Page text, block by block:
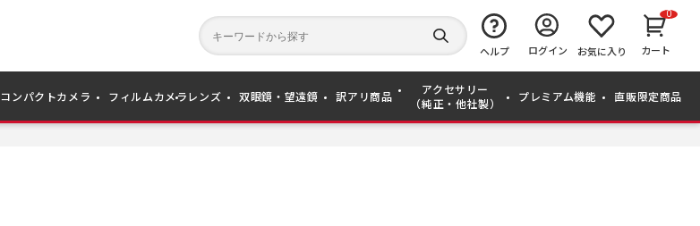
か
ら
検
索
す
る
ヘルプ ログイン お気に入り
0
カート
コンパクトカメラ フィルムカメラ レンズ 双眼鏡・望遠鏡 訳アリ商品
アクセサリー
（純正・他社製）
プレミアム機能 直販限定商品